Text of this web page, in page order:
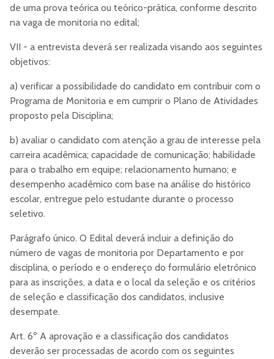
de uma prova teórica ou teórico-prática, conforme descrito
na vaga de monitoria no edital;
VII - a entrevista deverá ser realizada visando aos seguintes
objetivos:
a) verificar a possibilidade do candidato em contribuir com o
Programa de Monitoria e em cumprir o Plano de Atividades
proposto pela Disciplina;
b) avaliar o candidato com atenção a grau de interesse pela
carreira acadêmica; capacidade de comunicação; habilidade
para o trabalho em equipe; relacionamento humano; e
desempenho acadêmico com base na análise do histórico
escolar, entregue pelo estudante durante o processo
seletivo.
Parágrafo único. O Edital deverá incluir a definição do
número de vagas de monitoria por Departamento e por
disciplina, o período e o endereço do formulário eletrônico
para as inscrições, a data e o local da seleção e os critérios
de seleção e classificação dos candidatos, inclusive
desempate.
Art. 6º A aprovação e a classificação dos candidatos
deverão ser processadas de acordo com os seguintes